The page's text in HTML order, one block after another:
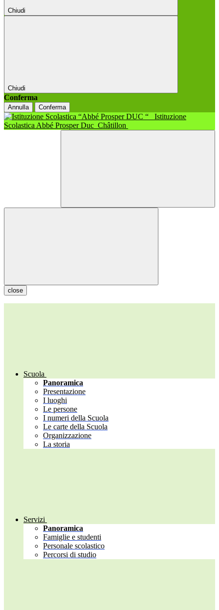
Chiudi
Chiudi
Conferma
Annulla Conferma
Istituzione
Scolastica Abbé Prosper Duc Châtillon
close
Scuola
Panoramica
Presentazione
I luoghi
Le persone
I numeri della Scuola
Le carte della Scuola
Organizzazione
La storia
Servizi
Panoramica
Famiglie e studenti
Personale scolastico
Percorsi di studio